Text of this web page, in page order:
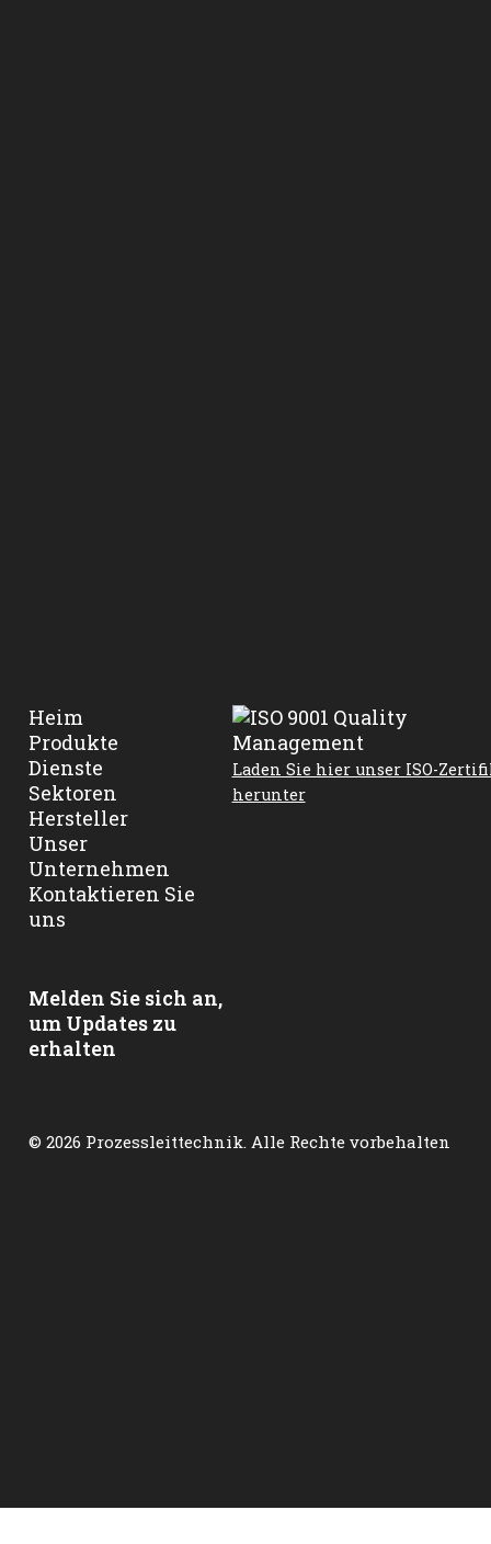
Heim
Produkte
Dienste
Sektoren
Hersteller
Unser
Unternehmen
Kontaktieren Sie
uns
Melden Sie sich an,
um Updates zu
erhalten
Laden Sie hier unser ISO-
herunter
© 2026 Prozessleittechnik. Alle Rechte vorbehalten